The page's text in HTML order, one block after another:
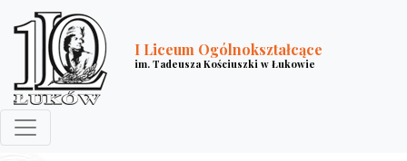
I Liceum Ogólnokształcące
im. Tadeusza Kościuszki w Łukowie